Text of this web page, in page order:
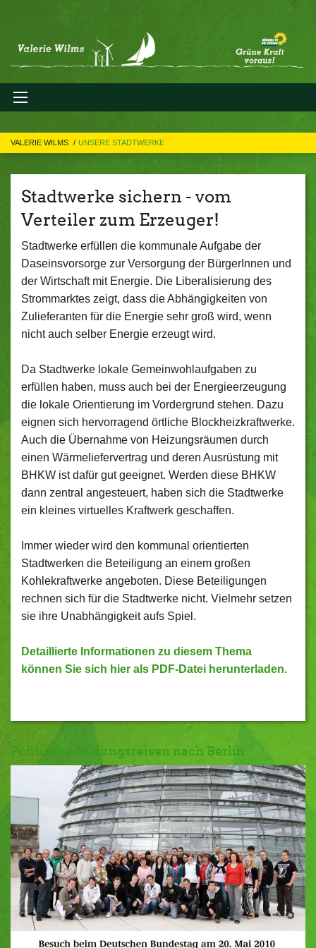
VALERIE WILMS UNSERE STADTWERKE
Stadtwerke sichern - vom
Verteiler zum Erzeuger!
Stadtwerke erfüllen die kommunale Aufgabe der
Daseinsvorsorge zur Versorgung der BürgerInnen und
der Wirtschaft mit Energie. Die Liberalisierung des
Strommarktes zeigt, dass die Abhängigkeiten von
Zulieferanten für die Energie sehr groß wird, wenn
nicht auch selber Energie erzeugt wird.
Da Stadtwerke lokale Gemeinwohlaufgaben zu
erfüllen haben, muss auch bei der Energieerzeugung
die lokale Orientierung im Vordergrund stehen. Dazu
eignen sich hervorragend örtliche Blockheizkraftwerke.
Auch die Übernahme von Heizungsräumen durch
einen Wärmeliefervertrag und deren Ausrüstung mit
BHKW ist dafür gut geeignet. Werden diese BHKW
dann zentral angesteuert, haben sich die Stadtwerke
ein kleines virtuelles Kraftwerk geschaffen.
Immer wieder wird den kommunal orientierten
Stadtwerken die Beteiligung an einem großen
Kohlekraftwerke angeboten. Diese Beteiligungen
rechnen sich für die Stadtwerke nicht. Vielmehr setzen
sie ihre Unabhängigkeit aufs Spiel.
Detaillierte Informationen zu diesem Thema
können Sie sich hier als PDF-Datei herunterladen.
Politische Bildungsreisen nach Berlin